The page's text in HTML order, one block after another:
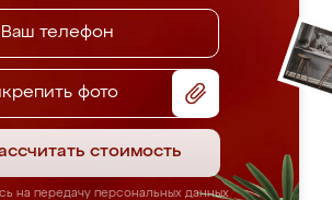
фото
стоимость
на передачу персональных данных